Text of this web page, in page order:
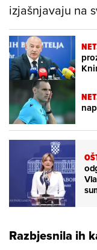
izjašnjavaju na
Razbjesnila ih